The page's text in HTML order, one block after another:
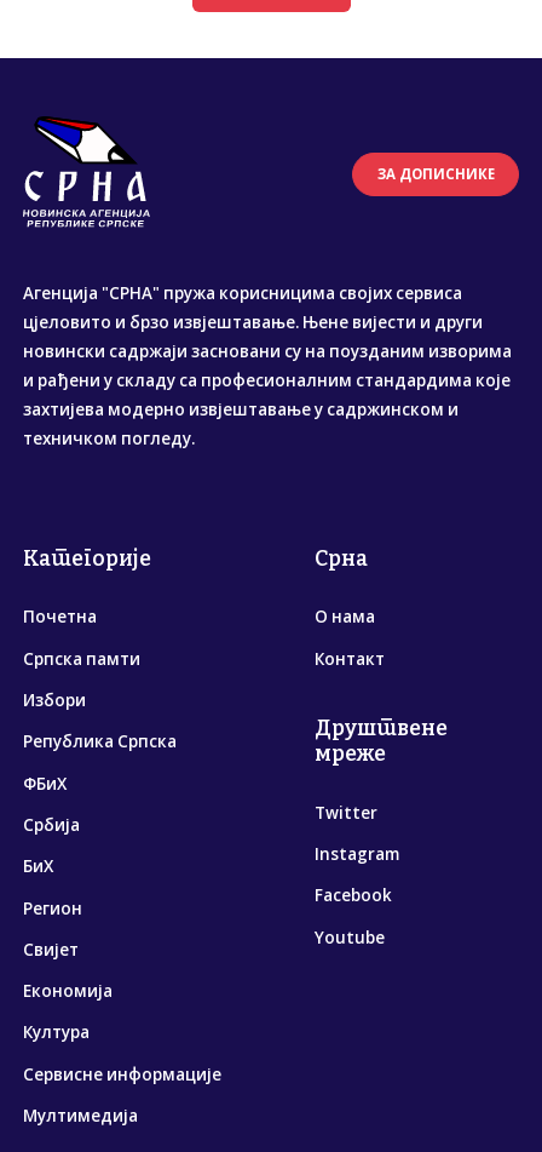
ЗА ДОПИСНИКЕ
Агенција "СРНА" пружа корисницима својих сервиса
цјеловито и брзо извјештавање. Њене вијести и други
новински садржаји засновани су на поузданим изворима
и рађени у складу са професионалним стандардима које
захтијева модерно извјештавање у садржинском и
техничком погледу.
Категорије
Почетна
Српска памти
Избори
Република Српска
ФБиХ
Србија
БиХ
Регион
Свијет
Економија
Култура
Сервисне информације
Мултимедија
Срна
О нама
Контакт
Друштвене
мреже
Twitter
Instagram
Facebook
Youtube